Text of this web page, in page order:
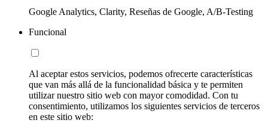
Google Analytics, Clarity, Reseñas de Google, A/B-Testing
Funcional
Al aceptar estos servicios, podemos ofrecerte características
que van más allá de la funcionalidad básica y te permiten
utilizar nuestro sitio web con mayor comodidad. Con tu
consentimiento, utilizamos los siguientes servicios de terceros
en este sitio web: